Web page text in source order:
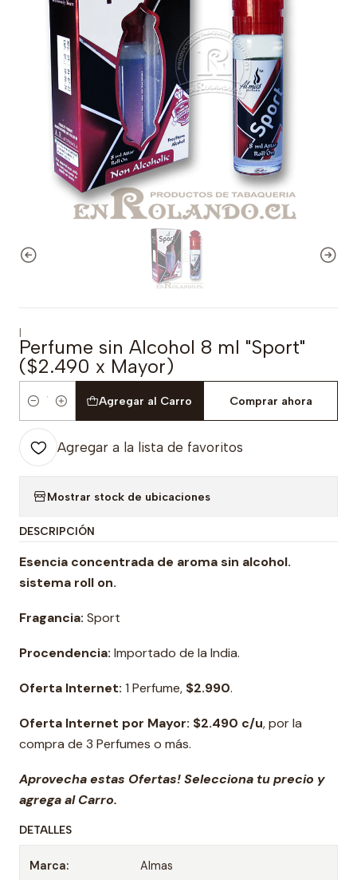
|
Perfume sin Alcohol 8 ml "Sport"
($2.490 x Mayor)
Cantidad
Agregar al Carro Comprar ahora
Agregar a la lista de favoritos
Mostrar stock de ubicaciones
DESCRIPCIÓN
Esencia concentrada de aroma sin alcohol.
sistema roll on.
Fragancia: Sport
Procendencia: Importado de la India.
Oferta Internet: 1 Perfume, $2.990.
Oferta Internet por Mayor: $2.490 c/u, por la
compra de 3 Perfumes o más.
Aprovecha estas Ofertas! Selecciona tu precio y
agrega al Carro.
DETALLES
Marca: Almas